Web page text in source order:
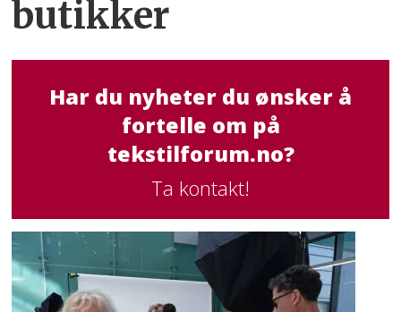
butikker
Har du nyheter du ønsker å
fortelle om på
tekstilforum.no?
Ta kontakt!